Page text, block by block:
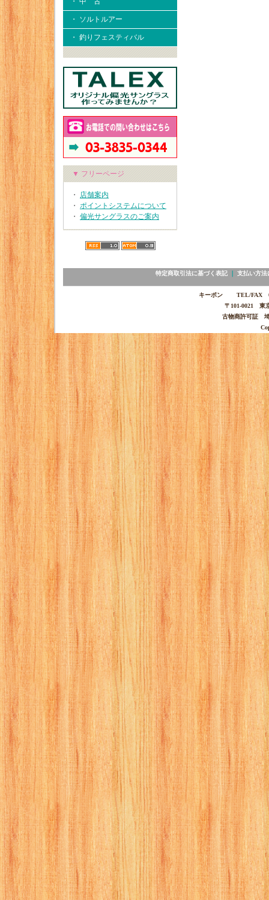
・ ソルトルアー
・ 釣りフェスティバル
▼ フリーページ
・ 店舗案内
・ ポイントシステムについて
・ 偏光サングラスのご案内
特定商取引法に基づく表記｜ 支払い方法
キーポン TEL/FAX
〒101-0021 東
古物商許可証